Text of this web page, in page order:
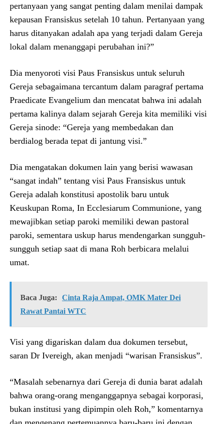
pertanyaan yang sangat penting dalam menilai dampak
kepausan Fransiskus setelah 10 tahun. Pertanyaan yang
harus ditanyakan adalah apa yang terjadi dalam Gereja
lokal dalam menanggapi perubahan ini?”
Dia menyoroti visi Paus Fransiskus untuk seluruh
Gereja sebagaimana tercantum dalam paragraf pertama
Praedicate Evangelium dan mencatat bahwa ini adalah
pertama kalinya dalam sejarah Gereja kita memiliki visi
Gereja sinode: “Gereja yang membedakan dan
berdialog berada tepat di jantung visi.”
Dia mengatakan dokumen lain yang berisi wawasan
“sangat indah” tentang visi Paus Fransiskus untuk
Gereja adalah konstitusi apostolik baru untuk
Keuskupan Roma, In Ecclesiarum Communione, yang
mewajibkan setiap paroki memiliki dewan pastoral
paroki, sementara uskup harus mendengarkan sungguh-
sungguh setiap saat di mana Roh berbicara melalui
umat.
Baca Juga:
Cinta Raja Ampat, OMK Mater Dei
Rawat Pantai WTC
Visi yang digariskan dalam dua dokumen tersebut,
saran Dr Ivereigh, akan menjadi “warisan Fransiskus”.
“Masalah sebenarnya dari Gereja di dunia barat adalah
bahwa orang-orang menganggapnya sebagai korporasi,
bukan institusi yang dipimpin oleh Roh,” komentarnya